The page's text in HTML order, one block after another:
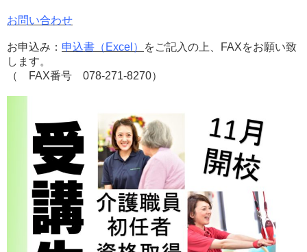
お問い合わせ
お申込み： 申込書（Excel）
をご記入の上、FAXをお願い致
します。
（ FAX番号 078-271-8270）